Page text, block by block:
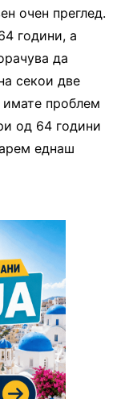
очен преглед.
години, а
да
секои две
проблем
од 64 години
еднаш